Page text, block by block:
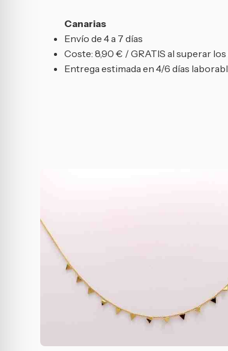
Canarias
Envío de 4 a 7 días
Coste: 8,90 € / GRATIS al superar
Entrega estimada en 4/6 días